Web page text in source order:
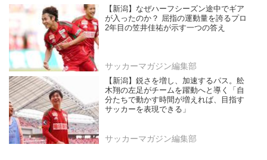
【新潟】なぜハーフシーズン途中でギア
が入ったのか？ 屈指の運動量を誇るプロ
2年目の笠井佳祐が示す一つの答え
サッカーマガジン編集部
【新潟】鋭さを増し、加速するパス。舩
木翔の左足がチームを躍動へと導く「自
分たちで動かす時間が増えれば、目指す
サッカーを表現できる」
サッカーマガジン編集部